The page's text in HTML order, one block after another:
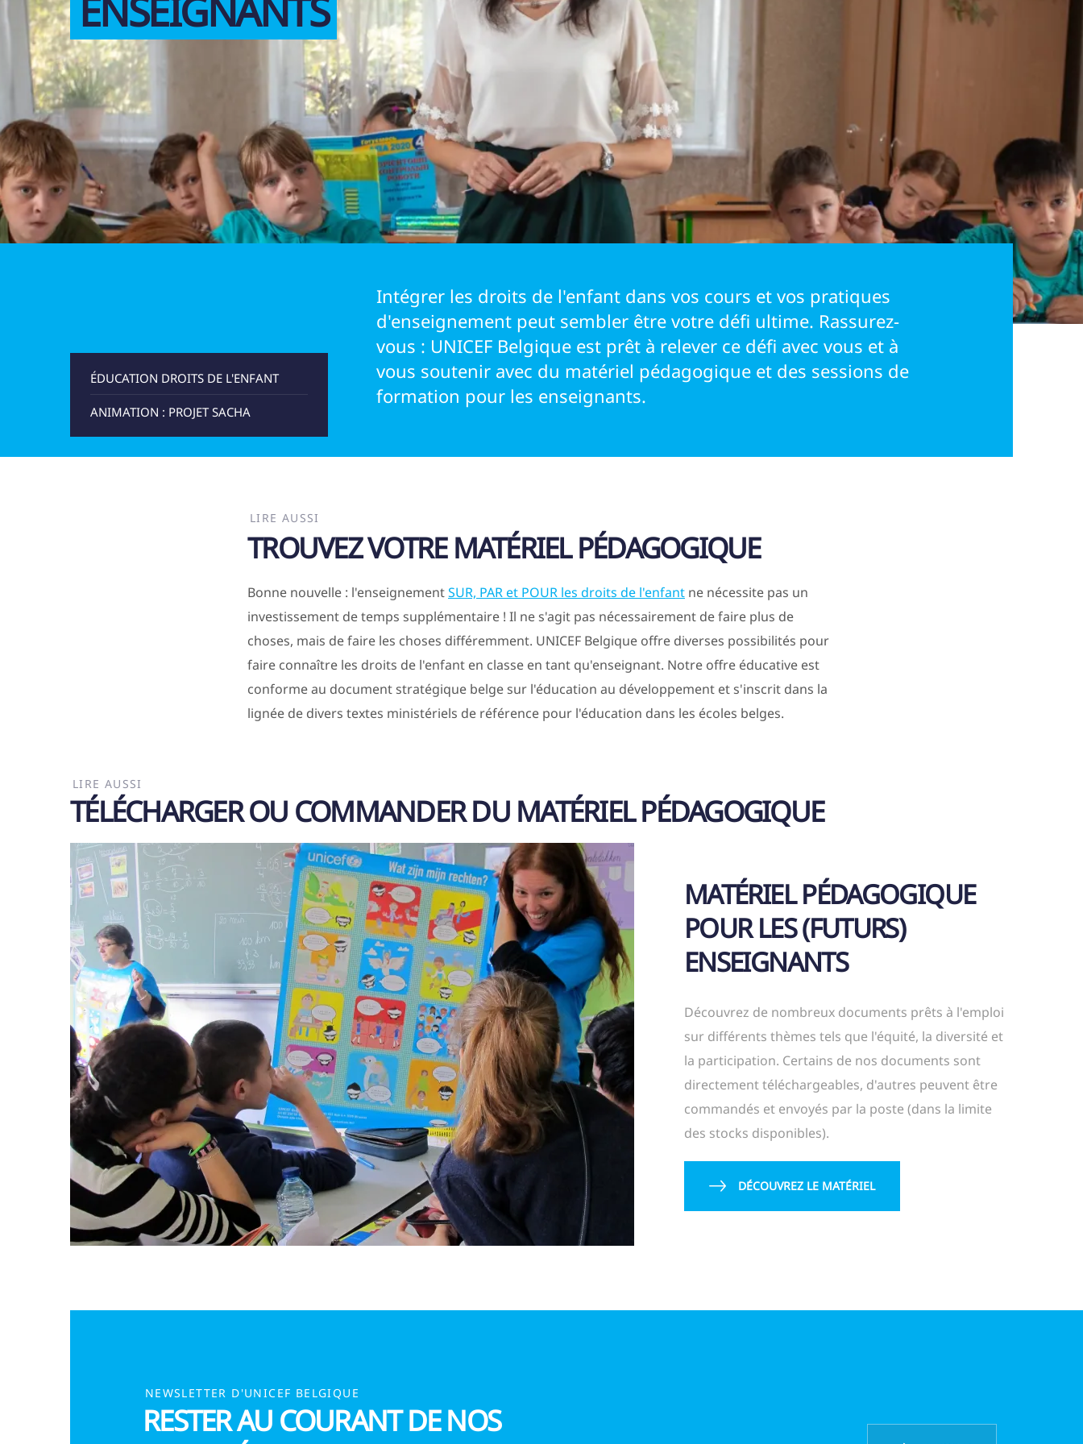
UNICEF VOLONTAIRES
ENSEIGNANTS
ÉDUCATION DROITS DE L'ENFANT
ANIMATION : PROJET SACHA
Intégrer les droits de l'enfant dans vos cours et vos pratiques
d'enseignement peut sembler être votre défi ultime. Rassurez-
vous : UNICEF Belgique est prêt à relever ce défi avec vous et à
vous soutenir avec du matériel pédagogique et des sessions de
formation pour les enseignants.
LIRE AUSSI
TROUVEZ VOTRE MATÉRIEL PÉDAGOGIQUE
Bonne nouvelle : l'enseignementSUR, PAR et POUR les droits de l'enfant ne nécessite pas un
investissement de temps supplémentaire ! Il ne s'agit pas nécessairement de faire plus de
choses, mais de faire les choses différemment. UNICEF Belgique offre diverses possibilités pour
faire connaître les droits de l'enfant en classe en tant qu'enseignant. Notre offre éducative est
conforme au document stratégique belge sur l'éducation au développement et s'inscrit dans la
lignée de divers textes ministériels de référence pour l'éducation dans les écoles belges.
LIRE AUSSI
TÉLÉCHARGER OU COMMANDER DU MATÉRIEL PÉDAGOGIQUE
MATÉRIEL PÉDAGOGIQUE
POUR LES (FUTURS)
ENSEIGNANTS
Découvrez de nombreux documents prêts à l'emploi
sur différents thèmes tels que l'équité, la diversité et
la participation. Certains de nos documents sont
directement téléchargeables, d'autres peuvent être
commandés et envoyés par la poste (dans la limite
des stocks disponibles).
DÉCOUVREZ LE MATÉRIEL
NEWSLETTER D'UNICEF BELGIQUE
RESTER AU COURANT DE NOS